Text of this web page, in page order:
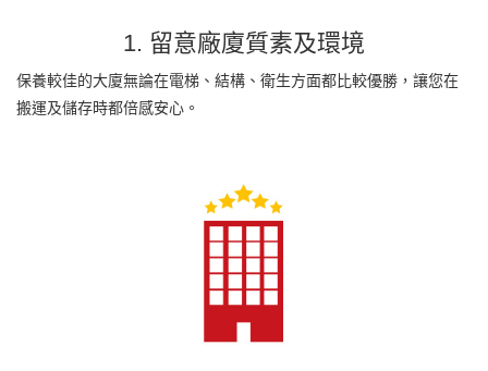
1. 留意廠廈質素及環境
保養較佳的大廈無論在電梯、結構、衛生方面都比較優勝，讓您在
搬運及儲存時都倍感安心。